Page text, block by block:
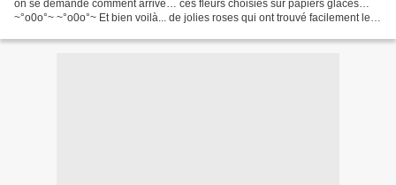
on se demande comment arrive… ces fleurs choisies sur papiers glacés…
~°o0o°~ ~°o0o°~ Et bien voilà... de jolies roses qui ont trouvé facilement leur